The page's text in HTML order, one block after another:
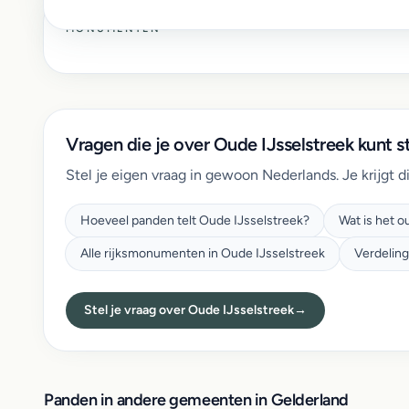
MONUMENTEN
Vragen die je over Oude IJsselstreek kunt
Stel je eigen vraag in gewoon Nederlands. Je krijgt
Hoeveel panden telt Oude IJsselstreek? Wat is het
Alle rijksmonumenten in Oude IJsselstreek
Stel je vraag over Oude IJsselstreek→
Panden in andere gemeenten in Gelderland